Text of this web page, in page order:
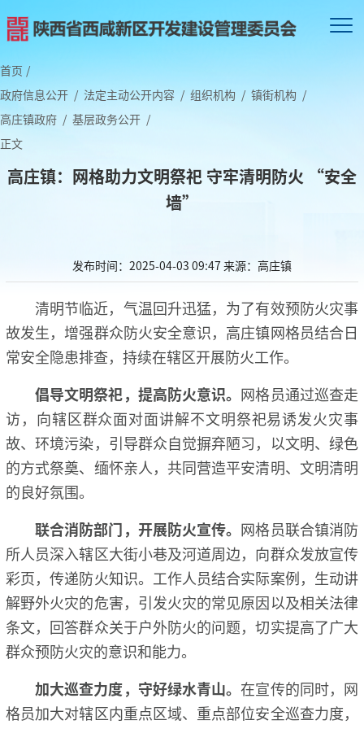
首页 /
政府信息公开 / 法定主动公开内容 / 组织机构 / 镇街机构 /
高庄镇政府 / 基层政务公开 /
正文
高庄镇：网格助力文明祭祀 守牢清明防火 “安全
墙”
发布时间：2025-04-03 09:47 来源：高庄镇
清明节临近，气温回升迅猛，为了有效预防火灾事
故发生，增强群众防火安全意识，高庄镇网格员结合日
常安全隐患排查，持续在辖区开展防火工作。
倡导文明祭祀，提高防火意识。 网格员通过巡查走
访，向辖区群众面对面讲解不文明祭祀易诱发火灾事
故、环境污染，引导群众自觉摒弃陋习，以文明、绿色
的方式祭奠、缅怀亲人，共同营造平安清明、文明清明
的良好氛围。
联合消防部门，开展防火宣传。 网格员联合镇消防
所人员深入辖区大街小巷及河道周边，向群众发放宣传
彩页，传递防火知识。工作人员结合实际案例，生动讲
解野外火灾的危害，引发火灾的常见原因以及相关法律
条文，回答群众关于户外防火的问题，切实提高了广大
群众预防火灾的意识和能力。
加大巡查力度，守好绿水青山。在宣传的同时，网
格员加大对辖区内重点区域、重点部位安全巡查力度，